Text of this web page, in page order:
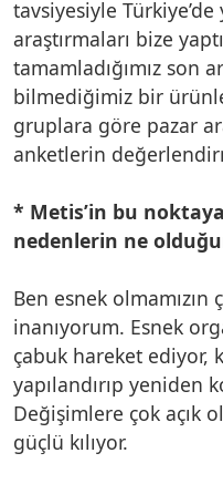
tavsiyesiyle
araştırmaları bize
tamamladığımız son
bilmediğimiz bir
gruplara göre pazar
anketlerin
* Metis’in bu
nedenlerin ne
Ben esnek
inanıyorum. Esnek
çabuk hareket ediyor,
yapılandırıp yeniden
Değişimlere çok açık
güçlü kılıyor.